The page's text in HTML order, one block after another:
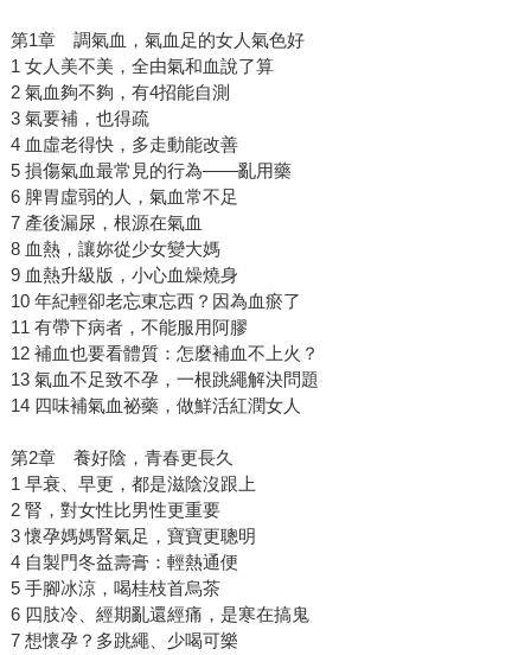
第1章 調氣血，氣血足的女人氣色好
1 女人美不美，全由氣和血說了算
2 氣血夠不夠，有4招能自測
3 氣要補，也得疏
4 血虛老得快，多走動能改善
5 損傷氣血最常見的行為——亂用藥
6 脾胃虛弱的人，氣血常不足
7 產後漏尿，根源在氣血
8 血熱，讓妳從少女變大媽
9 血熱升級版，小心血燥燒身
10 年紀輕卻老忘東忘西？因為血瘀了
11 有帶下病者，不能服用阿膠
12 補血也要看體質：怎麼補血不上火？
13 氣血不足致不孕，一根跳繩解決問題
14 四味補氣血祕藥，做鮮活紅潤女人
第2章 養好陰，青春更長久
1 早衰、早更，都是滋陰沒跟上
2 腎，對女性比男性更重要
3 懷孕媽媽腎氣足，寶寶更聰明
4 自製門冬益壽膏：輕熱通便
5 手腳冰涼，喝桂枝首烏茶
6 四肢冷、經期亂還經痛，是寒在搞鬼
7 想懷孕？多跳繩、少喝可樂